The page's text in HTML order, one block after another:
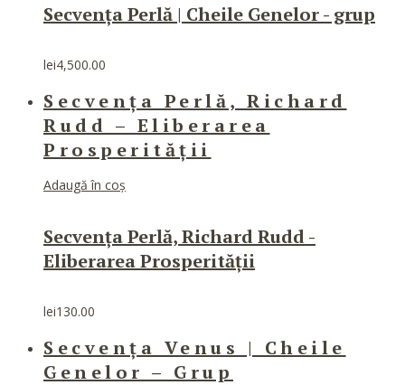
Secvența Perlă | Cheile Genelor - grup
lei4,500.00
Secvența Perlă, Richard
Rudd – Eliberarea
Prosperității
Adaugă în coș
Secvența Perlă, Richard Rudd -
Eliberarea Prosperității
lei130.00
Secvența Venus | Cheile
Genelor – Grup